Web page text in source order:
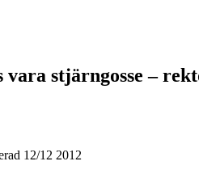
vara stjärngosse –
12/12 2012